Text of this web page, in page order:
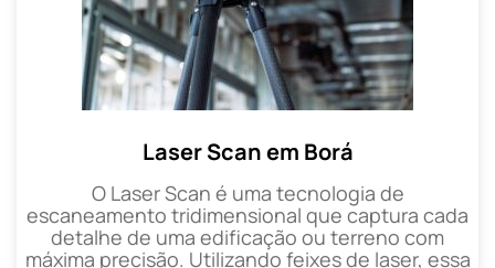
Laser Scan em Borá
O Laser Scan é uma tecnologia de
escaneamento tridimensional que captura cada
detalhe de uma edificação ou terreno com
máxima precisão. Utilizando feixes de laser, essa